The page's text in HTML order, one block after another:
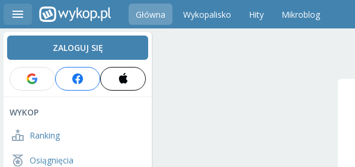
Główna Wykopalisko Hity Mikroblog
ZALOGUJ SIĘ
WYKOP
Ranking
Osiągnięcia